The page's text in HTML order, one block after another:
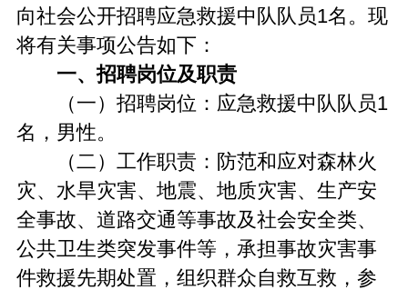
向社会公开招聘应急救援中队队员1名。现
将有关事项公告如下：
一、招聘岗位及职责
（一）招聘岗位：应急救援中队队员1
名，男性。
（二）工作职责：防范和应对森林火
灾、水旱灾害、地震、地质灾害、生产安
全事故、道路交通等事故及社会安全类、
公共卫生类突发事件等，承担事故灾害事
件救援先期处置，组织群众自救互救，参